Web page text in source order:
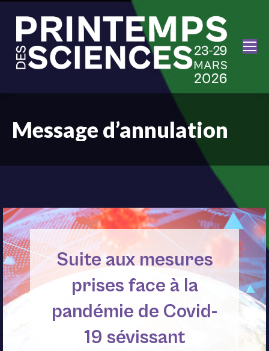
Message d’annulation
Suite aux mesures
prises face à la
pandémie de Covid-
19 sévissant